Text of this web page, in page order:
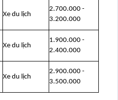
Xe du lịch
2.700.000 -
3.200.000
Xe du lịch
1.900.000 -
2.400.000
Xe du lịch
2.900.000 -
3.500.000